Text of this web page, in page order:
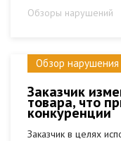
Обзоры нарушений
Обзор нарушения
Заказчик
товара, что
конкуренции
Заказчик в целях